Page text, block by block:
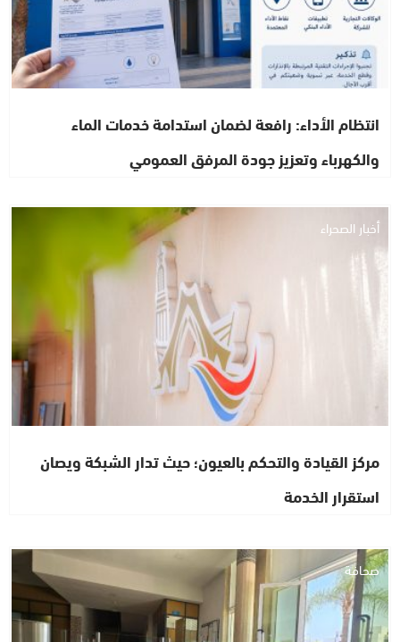
انتظام الأداء: رافعة لضمان استدامة خدمات الماء
والكهرباء وتعزيز جودة المرفق العمومي
أخبار الصحراء
مركز القيادة والتحكم بالعيون؛ حيث تدار الشبكة ويصان
استقرار الخدمة
صحافة